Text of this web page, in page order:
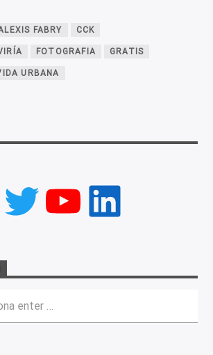
FABRY CCK
FOTOGRAFIA GRATIS
URBANA
Twitter
YouTube
LinkedIn